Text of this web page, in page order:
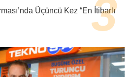
Üçüncü Kez “En İtibarlı